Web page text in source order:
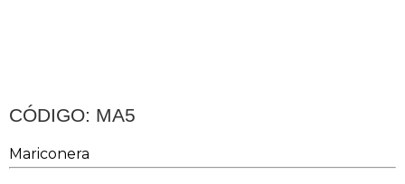
CÓDIGO: MA5
Mariconera